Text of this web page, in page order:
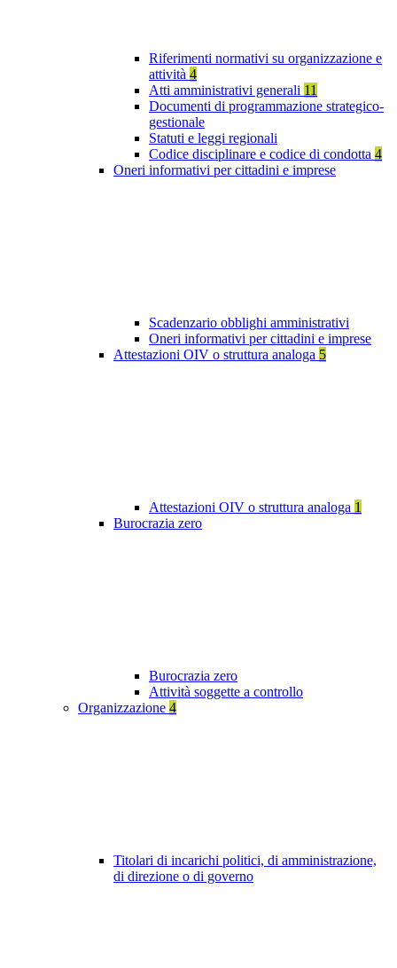
Riferimenti normativi su organizzazione e
attività 4
Atti amministrativi generali 11
Documenti di programmazione strategico-
gestionale
Statuti e leggi regionali
Codice disciplinare e codice di condotta 4
Oneri informativi per cittadini e imprese
Scadenzario obblighi amministrativi
Oneri informativi per cittadini e imprese
Attestazioni OIV o struttura analoga 5
Attestazioni OIV o struttura analoga 1
Burocrazia zero
Burocrazia zero
Attività soggette a controllo
Organizzazione 4
Titolari di incarichi politici, di amministrazione,
di direzione o di governo